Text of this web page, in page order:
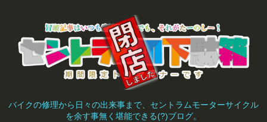
バイクの修理から日々の出来事まで、セントラムモーターサイクル
を余す事無く堪能できる(?)ブログ。